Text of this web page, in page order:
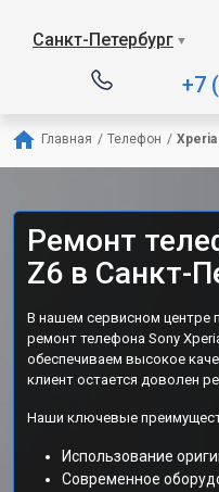
Санкт-Петербург ▼
+7
Главная / Телефон / Xperia
Ремонт
Z6 в Санкт-
В нашем сервисном центре
ремонт телефона Sony
обеспечиваем высокое
клиент остается доволен
Наши ключевые
Использование
Современное